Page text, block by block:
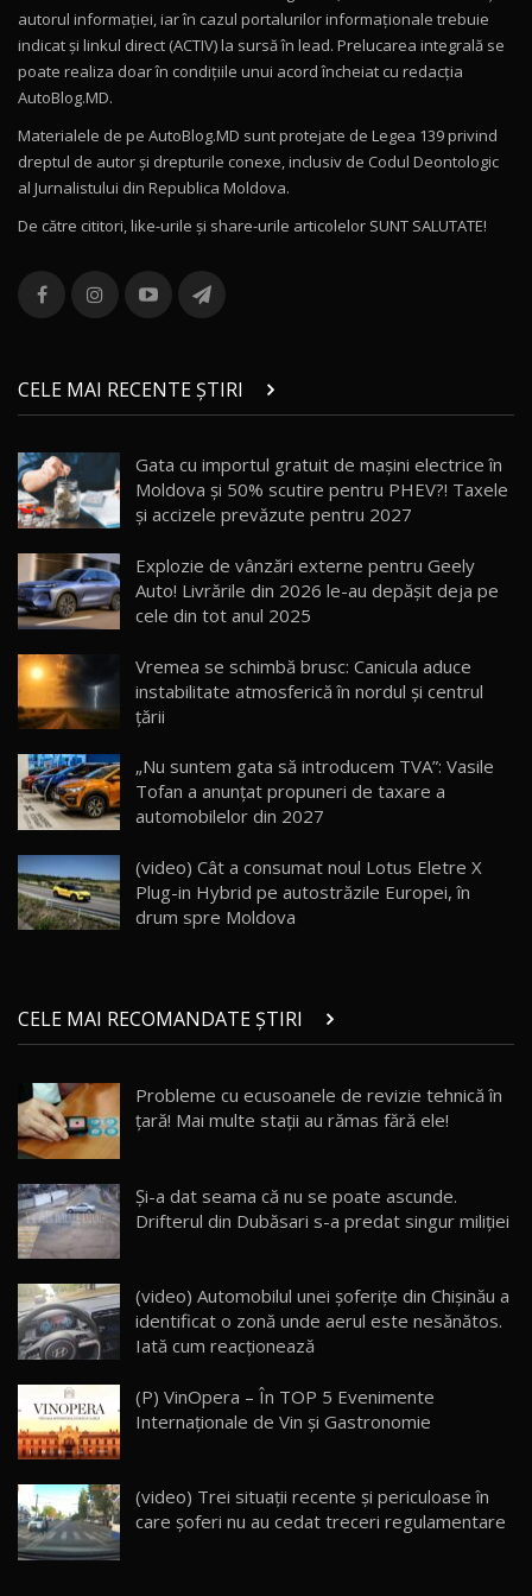
Drive AutoBlog.MD
16:27
11
Noul Volvo ES90 / Test Drive AutoBlog.MD
12
Noul MG HS / Test Drive AutoBlog.MD
16:48
13
combină aventura cu luxul / AutoBlog.MD
36:08
chinez care face lumea să se întoarcă după el
/ AutoBlog.MD
17:27
15 14:37
16
AutoBlogMD
13:10
17
30:08
Noul Geely EX5 EM-i care a cucerit Moldova
AutoBlog.MD
23:36
20
Noul ZEEKR 7X / Test Drive AutoBlog.MD
29:08
21
Micul BYD Dolphin Surf / Test Drive
AutoBlog.MD
16:59
22
Noua Mazda 6e / Test Drive AutoBlog.MD
26:59
23
Lynk & Co 01 / Test Drive AutoBlog.MD
25:19
24
ZEEKR 009: Cel mai Performant și Confortabil
Van Electric Testat în Moldova / AutoBlog.MD
26:38
mai Exclusiv și Puternic Defender Testat în
Moldova
32:21
26
AutoBlog.MD
10:57
autorul informației, iar în cazul portalurilor informaționale trebuie
indicat și linkul direct (ACTIV) la sursă în lead. Prelucarea integrală se
poate realiza doar în condițiile unui acord încheiat cu redacţia
AutoBlog.MD.
Materialele de pe AutoBlog.MD sunt protejate de Legea 139 privind
dreptul de autor și drepturile conexe, inclusiv de Codul Deontologic
al Jurnalistului din Republica Moldova.
De către cititori, like-urile şi share-urile articolelor SUNT SALUTATE!
CELE MAI RECENTE ȘTIRI
Gata cu importul gratuit de mașini electrice în
Moldova și 50% scutire pentru PHEV?! Taxele
și accizele prevăzute pentru 2027
Explozie de vânzări externe pentru Geely
Auto! Livrările din 2026 le-au depășit deja pe
cele din tot anul 2025
Vremea se schimbă brusc: Canicula aduce
instabilitate atmosferică în nordul și centrul
țării
„Nu suntem gata să introducem TVA”: Vasile
Tofan a anunțat propuneri de taxare a
automobilelor din 2027
(video) Cât a consumat noul Lotus Eletre X
Plug-in Hybrid pe autostrăzile Europei, în
drum spre Moldova
CELE MAI RECOMANDATE ȘTIRI
Probleme cu ecusoanele de revizie tehnică în
țară! Mai multe stații au rămas fără ele!
Şi-a dat seama că nu se poate ascunde.
Drifterul din Dubăsari s-a predat singur miliţiei
(video) Automobilul unei şoferiţe din Chişinău a
identificat o zonă unde aerul este nesănătos.
Iată cum reacţionează
(P) VinOpera – În TOP 5 Evenimente
Internaționale de Vin și Gastronomie
(video) Trei situații recente şi periculoase în
care şoferi nu au cedat treceri regulamentare